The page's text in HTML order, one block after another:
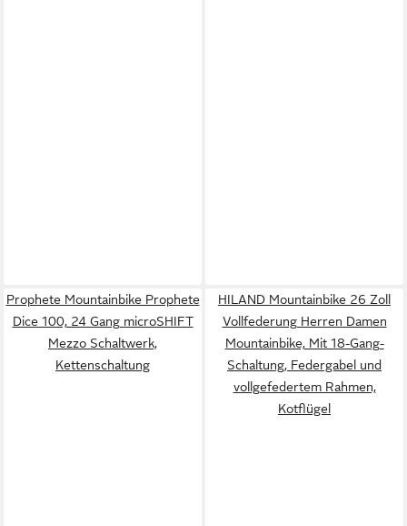
Prophete Mountainbike Prophete
Dice 100, 24 Gang microSHIFT
Mezzo Schaltwerk,
Kettenschaltung
HILAND Mountainbike 26 Zoll
Vollfederung Herren Damen
Mountainbike, Mit 18-Gang-
Schaltung, Federgabel und
vollgefedertem Rahmen,
Kotflügel